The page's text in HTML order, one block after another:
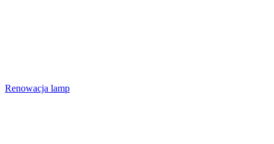
Renowacja lamp